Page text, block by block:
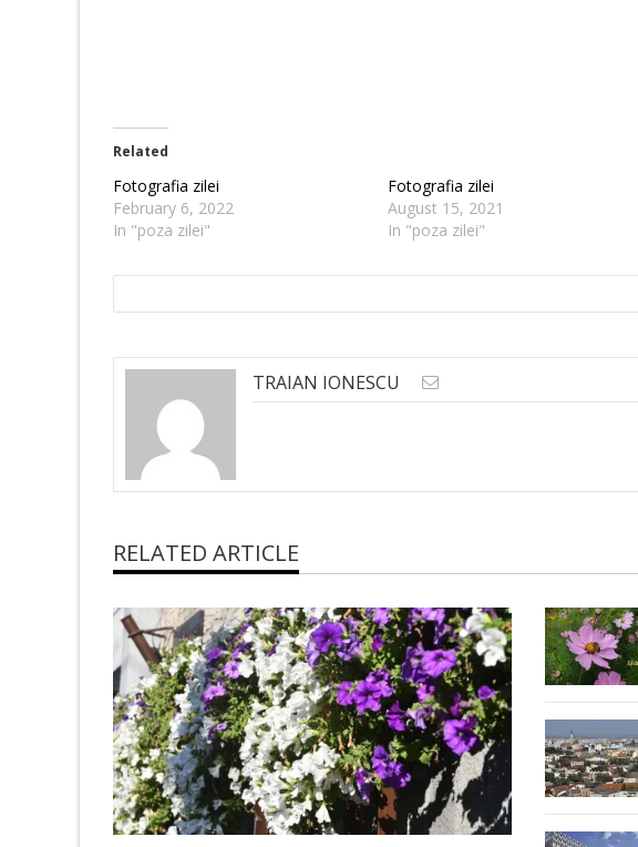
Related
Fotografia zilei
February 6, 2022
In "poza zilei"
Fotografia zilei
August 15, 2021
In "poza zilei"
TRAIAN IONESCU
RELATED ARTICLE